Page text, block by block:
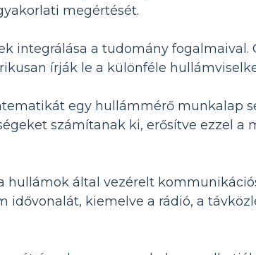
megértését.
integrálása a tudomány fogalmaival.
írják le a különféle
egy hullámmérő munkalap
számítanak ki, erősítve ezzel a
hullámok által vezérelt
kiemelve a rádió, a